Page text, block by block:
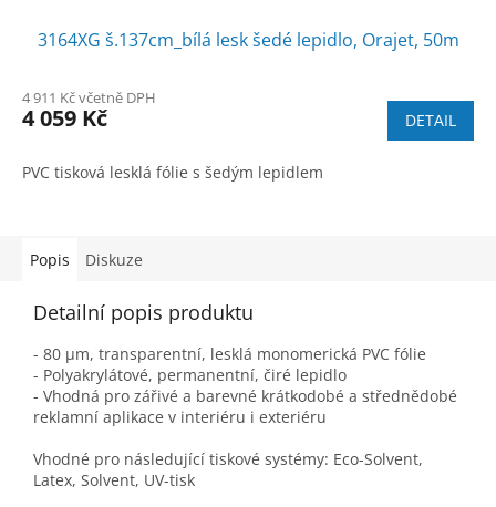
3164XG š.137cm_bílá lesk šedé lepidlo, Orajet, 50m
4 911 Kč včetně DPH
4 059 Kč DETAIL
PVC tisková lesklá fólie s šedým lepidlem
Popis Diskuze
Detailní popis produktu
- 80 µm, transparentní, lesklá monomerická PVC fólie
- Polyakrylátové, permanentní, čiré lepidlo
- Vhodná pro zářivé a barevné krátkodobé a střednědobé
reklamní aplikace v interiéru i exteriéru
Vhodné pro následující tiskové systémy: Eco-Solvent,
Latex, Solvent, UV-tisk